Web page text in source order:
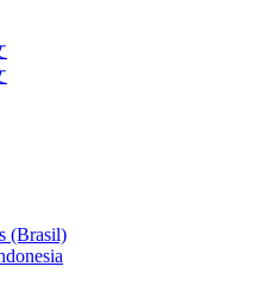
(Brasil)